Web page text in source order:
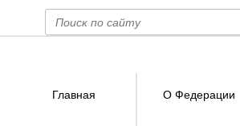
Главная О Федерации